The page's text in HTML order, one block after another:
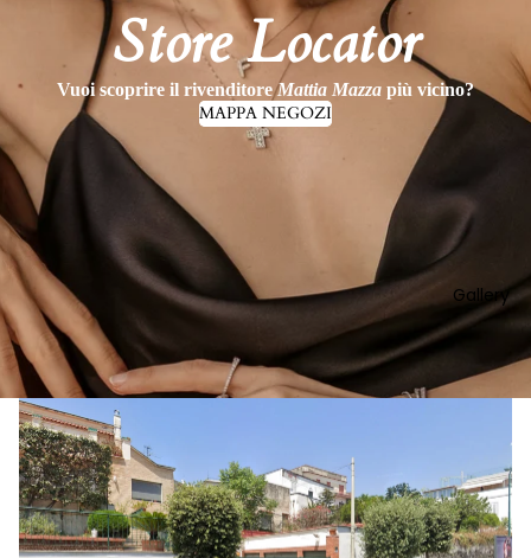
Gallery
Store Locator
Vuoi scoprire il rivenditoreMattia Mazza più vicino?
MAPPA NEGOZI